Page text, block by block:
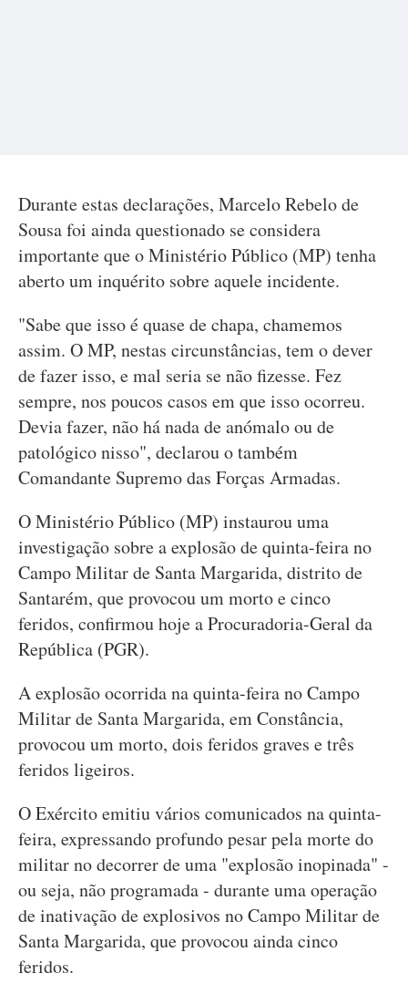
Durante estas declarações, Marcelo Rebelo de
Sousa foi ainda questionado se considera
importante que o Ministério Público (MP) tenha
aberto um inquérito sobre aquele incidente.
"Sabe que isso é quase de chapa, chamemos
assim. O MP, nestas circunstâncias, tem o dever
de fazer isso, e mal seria se não fizesse. Fez
sempre, nos poucos casos em que isso ocorreu.
Devia fazer, não há nada de anómalo ou de
patológico nisso", declarou o também
Comandante Supremo das Forças Armadas.
O Ministério Público (MP) instaurou uma
investigação sobre a explosão de quinta-feira no
Campo Militar de Santa Margarida, distrito de
Santarém, que provocou um morto e cinco
feridos, confirmou hoje a Procuradoria-Geral da
República (PGR).
A explosão ocorrida na quinta-feira no Campo
Militar de Santa Margarida, em Constância,
provocou um morto, dois feridos graves e três
feridos ligeiros.
O Exército emitiu vários comunicados na quinta-
feira, expressando profundo pesar pela morte do
militar no decorrer de uma "explosão inopinada" -
ou seja, não programada - durante uma operação
de inativação de explosivos no Campo Militar de
Santa Margarida, que provocou ainda cinco
feridos.